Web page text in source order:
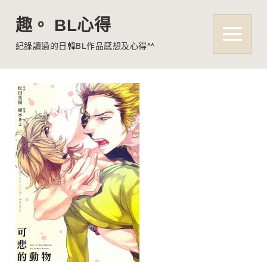
content
趣。 BL心得
紀錄讀過的日韓BL作品感想及心得^^ MENU